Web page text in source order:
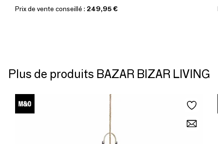
Prix de vente conseillé : 249,95 €
Plus de produits BAZAR BIZAR LIVING